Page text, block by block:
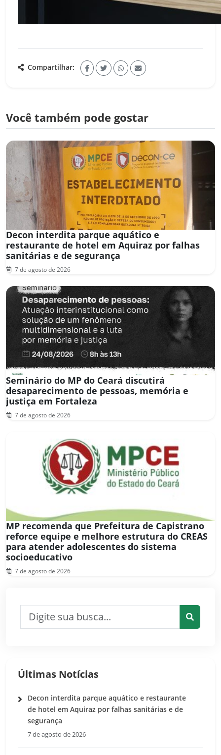
Compartilhar:
Você também pode gostar
Decon interdita parque aquático e
restaurante de hotel em Aquiraz por falhas
sanitárias e de segurança
7 de agosto de 2026
Seminário do MP do Ceará discutirá
desaparecimento de pessoas, memória e
justiça em Fortaleza
7 de agosto de 2026
MP recomenda que Prefeitura de Capistrano
reforce equipe e melhore estrutura do CREAS
para atender adolescentes do sistema
socioeducativo
7 de agosto de 2026
Últimas Notícias
Decon interdita parque aquático e restaurante
de hotel em Aquiraz por falhas sanitárias e de
segurança
7 de agosto de 2026